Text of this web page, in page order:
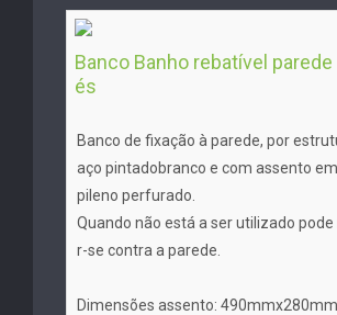
Banco Banho rebatível
és
Banco de fixação à parede, por
aço pintadobranco e com assento
pileno perfurado.
Quando não está a ser utilizado pode
r-se contra a parede.
Dimensões assento: 490mmx280mm